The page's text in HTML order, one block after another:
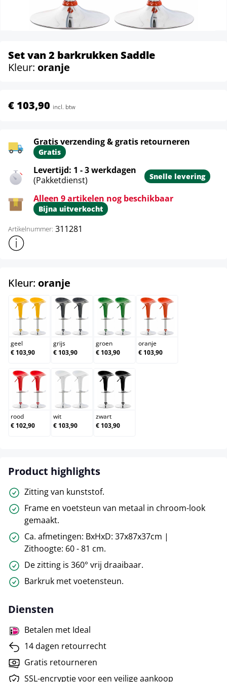
Set van 2 barkrukken Saddle
Kleur: oranje
€ 103,90 incl. btw
Gratis verzending & gratis retourneren
Gratis
Levertijd: 1 - 3 werkdagen
(Pakketdienst)
Snelle levering
Alleen 9 artikelen nog beschikbaar
Bijna uitverkocht
Artikelnummer: 311281
Toon meer productinformatie
Kleur: oranje
geel
geel
€ 103,90
grijs
grijs
€ 103,90
groen
groen
€ 103,90
oranje
oranje
€ 103,90
rood
rood
€ 102,90
wit
wit
€ 103,90
zwart
zwart
€ 103,90
Product highlights
Zitting van kunststof.
Frame en voetsteun van metaal in chroom-look
gemaakt.
Ca. afmetingen: BxHxD: 37x87x37cm |
Zithoogte: 60 - 81 cm.
De zitting is 360° vrij draaibaar.
Barkruk met voetensteun.
Diensten
Betalen met Ideal
14 dagen retourrecht
Gratis retourneren
SSL-encryptie voor een veilige aankoop